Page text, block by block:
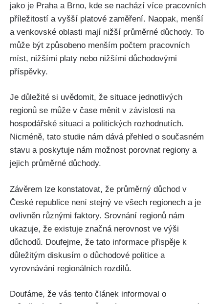
jako je Praha a Brno, kde se nachází více pracovních
příležitostí a vyšší platové zaměření. Naopak, menší
a venkovské oblasti mají nižší průměrné důchody. To
může být způsobeno menším počtem pracovních
míst, nižšími platy nebo nižšími důchodovými
příspěvky.
Je důležité si uvědomit, že situace jednotlivých
regionů se může v čase měnit v závislosti na
hospodářské situaci a politických rozhodnutích.
Nicméně, tato studie nám dává přehled o současném
stavu a poskytuje nám možnost porovnat regiony a
jejich průměrné důchody.
Závěrem lze konstatovat, že průměrný důchod v
České republice není stejný ve všech regionech a je
ovlivněn různými faktory. Srovnání regionů nám
ukazuje, že existuje značná nerovnost ve výši
důchodů. Doufejme, že tato informace přispěje k
důležitým diskusím o důchodové politice a
vyrovnávání regionálních rozdílů.
Doufáme, že vás tento článek informoval o